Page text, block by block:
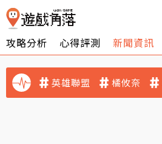
攻略分析 心得評測 新聞資訊
英雄聯盟 橘攸奈